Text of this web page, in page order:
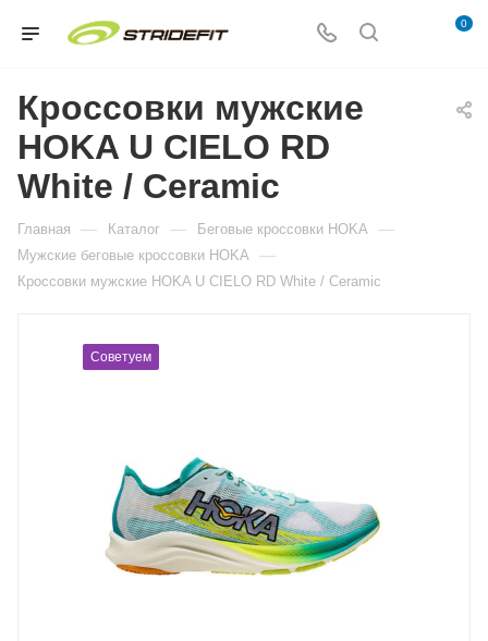
0
Кроссовки мужские
HOKA U CIELO RD
White / Ceramic
Главная — Каталог — Беговые кроссовки HOKA —
Мужские беговые кроссовки HOKA —
Кроссовки мужские HOKA U CIELO RD White / Ceramic
Советуем